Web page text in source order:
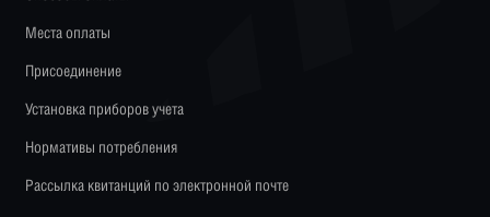
Места оплаты
Присоединение
Установка приборов учета
Нормативы потребления
Рассылка квитанций по электронной почте